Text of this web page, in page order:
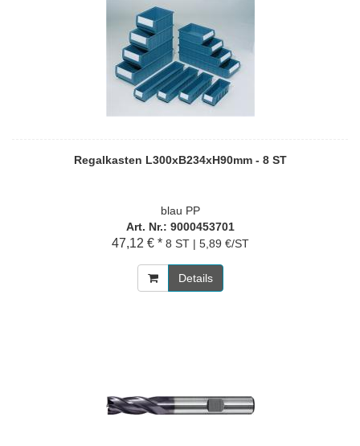
Regalkasten L300xB234xH90mm - 8 ST
blau PP
Art. Nr.: 9000453701
47,12 € * 8 ST | 5,89 €/ST
Details